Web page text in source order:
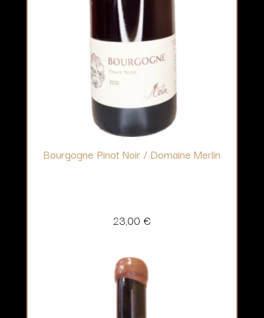
Bourgogne Pinot Noir / Domaine Merlin
23,00 €